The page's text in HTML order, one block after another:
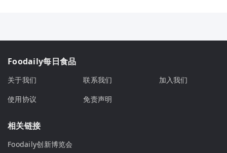
Foodaily每日食品
关于我们 联系我们
加入我们
使用协议
免责声明
相关链接
Foodaily创新博览会